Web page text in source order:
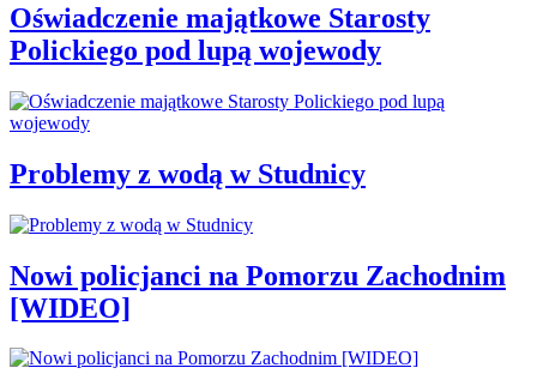
Oświadczenie majątkowe Starosty
Polickiego pod lupą wojewody
Problemy z wodą w Studnicy
Nowi policjanci na Pomorzu Zachodnim
[WIDEO]